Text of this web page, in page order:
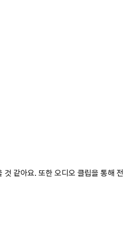
같아요. 또한 오디오 클립을 통해 전